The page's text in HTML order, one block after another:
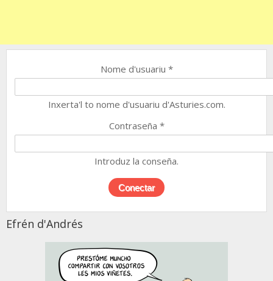
Nome d'usuariu *
Inxerta'l to nome d'usuariu d'Asturies.com.
Contraseña *
Introduz la conseña.
Efrén d'Andrés